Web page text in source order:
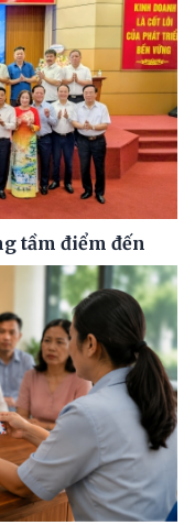
tầm điểm đến